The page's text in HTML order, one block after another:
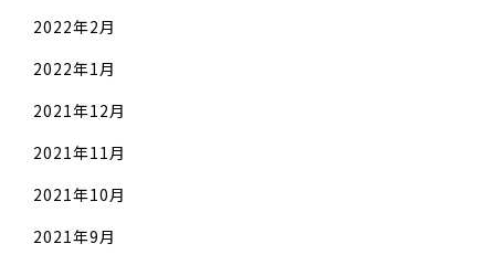
2022年2月
2022年1月
2021年12月
2021年11月
2021年10月
2021年9月